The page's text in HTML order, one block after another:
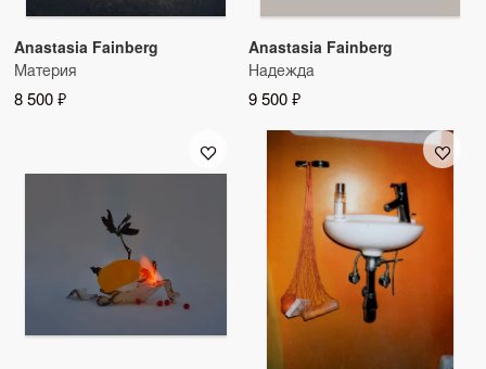
Anastasia Fainberg
Материя
8 500 ₽
Anastasia Fainberg
Надежда
9 500 ₽